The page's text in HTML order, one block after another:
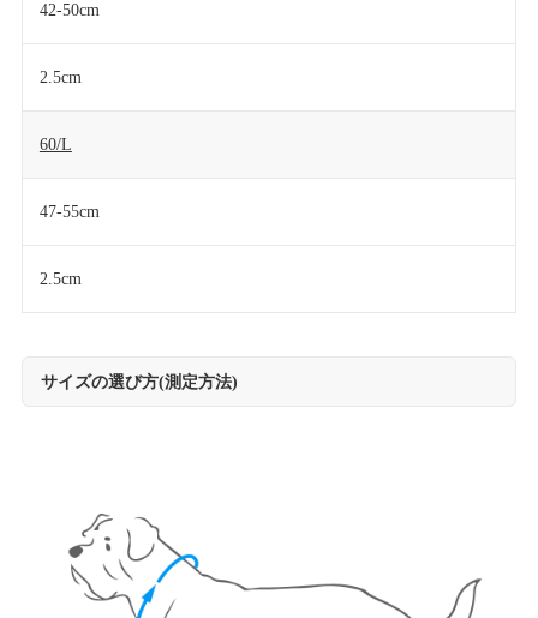
42-50cm
2.5cm
60/L
47-55cm
2.5cm
サイズの選び方(測定方法)